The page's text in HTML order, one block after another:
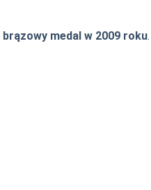
brązowy medal w 2009 roku.